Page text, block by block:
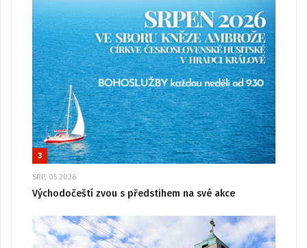
3
SRP, 05 2026
Východočeští zvou s předstihem na své akce